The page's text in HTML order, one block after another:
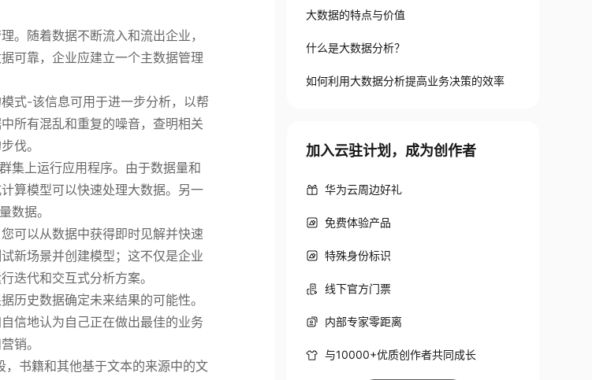
。随着数据不断流入和流出企业，
可靠，企业应建立一个主数据管理
式-该信息可用于进一步分析，以帮
所有混乱和重复的噪音，查明相关
伐。
集上运行应用程序。由于数据量和
算模型可以快速处理大数据。另一
数据。
可以从数据中获得即时见解并快速
新场景并创建模型；这不仅是企业
迭代和交互式分析方案。
历史数据确定未来结果的可能性。
信地认为自己正在做出最佳的业务
销。
书籍和其他基于文本的来源中的文
大数据的特点与价值
什么是大数据分析？
如何利用大数据分析提高业务决策的效率
加入云驻计划，成为创作者
华为云周边好礼
免费体验产品
特殊身份标识
线下官方门票
内部专家零距离
与10000+优质创作者共同成长